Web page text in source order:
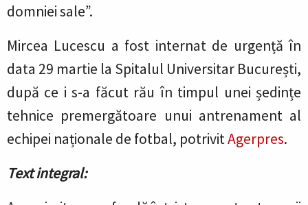
domniei sale”.
Mircea Lucescu a fost internat de urgență în
data 29 martie la Spitalul Universitar București,
după ce i s-a făcut rău în timpul unei ședințe
tehnice premergătoare unui antrenament al
echipei naționale de fotbal, potrivitAgerpres.
Text integral: